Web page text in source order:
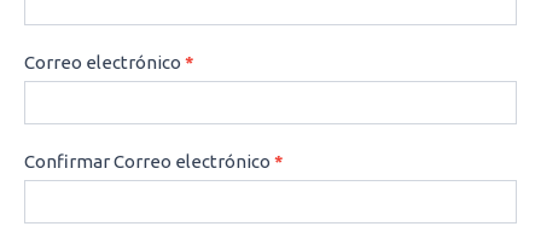
Correo electrónico *
Confirmar Correo electrónico *